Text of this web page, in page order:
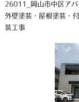
26011_岡山市中区ア
外壁塗装・屋根塗装・
装工事